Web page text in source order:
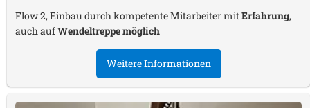
Flow 2, Einbau durch kompetente Mitarbeiter mitErfahrung,
auch aufWendeltreppe möglich
Weitere Informationen